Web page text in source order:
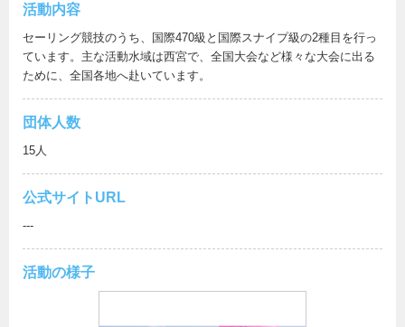
活動内容
セーリング競技のうち、国際470級と国際スナイプ級の2種目を行っ
ています。主な活動水域は西宮で、全国大会など様々な大会に出る
ために、全国各地へ赴いています。
団体人数
15人
公式サイトURL
---
活動の様子